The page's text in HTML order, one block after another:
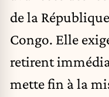
de la
Congo. Elle
retirent
mette fin à la